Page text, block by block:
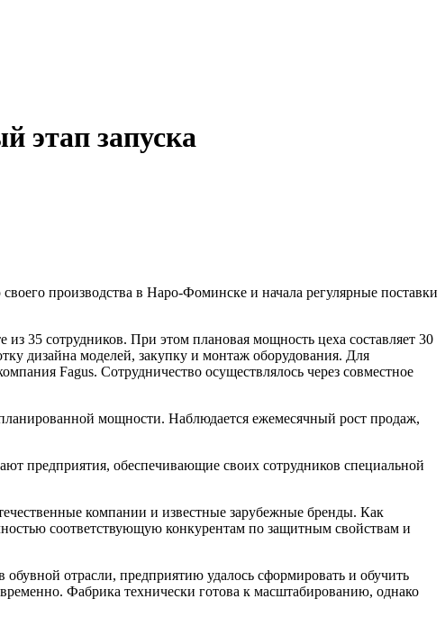
этап запуска
производства в Наро-Фоминске и начала регулярные поставки
35 сотрудников. При этом плановая мощность цеха составляет 30
дизайна моделей, закупку и монтаж оборудования. Для
Fagus. Сотрудничество осуществлялось через совместное
мощности. Наблюдается ежемесячный рост продаж,
предприятия, обеспечивающие своих сотрудников специальной
компании и известные зарубежные бренды. Как
соответствующую конкурентам по защитным свойствам и
отрасли, предприятию удалось сформировать и обучить
Фабрика технически готова к масштабированию, однако